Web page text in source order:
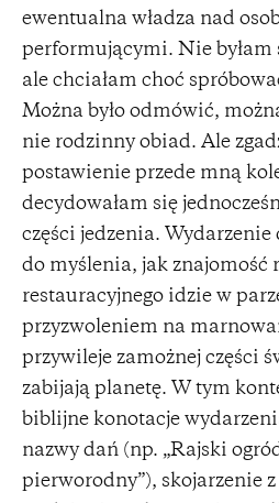
ewentualna władza nad
performującymi. Nie byłam
ale chciałam choć
Można było odmówić,
nie rodzinny obiad. Ale
postawienie przede mną
decydowałam się
części jedzenia.
do myślenia, jak znajomość
restauracyjnego idzie w
przyzwoleniem na
przywileje zamożnej części
zabijają planetę. W tym
biblijne konotacje
nazwy dań (np. „Rajski
pierworodny”), skojarzenie